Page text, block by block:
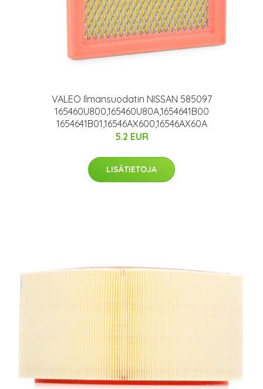
VALEO Ilmansuodatin NISSAN 585097
165460U800,165460U80A,1654641B00
1654641B01,16546AX600,16546AX60A
5.2 EUR
LISÄTIETOJA